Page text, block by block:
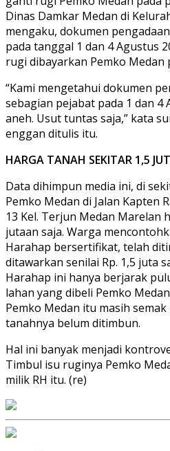
Dinas Damkar Medan di
mengaku, dokumen
pada tanggal 1 dan 4 Agustus
rugi dibayarkan Pemko Medan
“Kami mengetahui dokumen
sebagian pejabat pada 1 dan 4
aneh. Usut tuntas saja,” kata
enggan ditulis itu.
HARGA TANAH SEKITAR 1,5
Data dihimpun media ini, di
Pemko Medan di Jalan Kapten
13 Kel. Terjun Medan Marelan
jutaan saja. Warga
Harahap bersertifikat, telah
ditawarkan senilai Rp. 1,5 juta
Harahap ini hanya berjarak
lahan yang dibeli Pemko
Pemko Medan itu masih
tanahnya belum ditimbun.
Hal ini banyak menjadi
Timbul isu ruginya Pemko
milik RH itu. (re)